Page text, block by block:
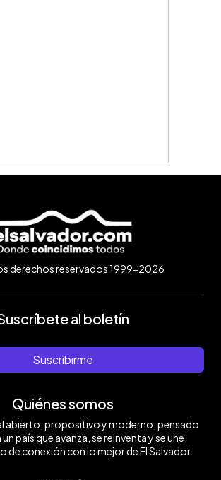
derechos reservados 1999-2026
al boletín
Suscribirme
Quiénes somos
abierto, propositivo y moderno, pensado
país que avanza, se reinventa y se une.
de conexión con lo mejor de El Salvador.